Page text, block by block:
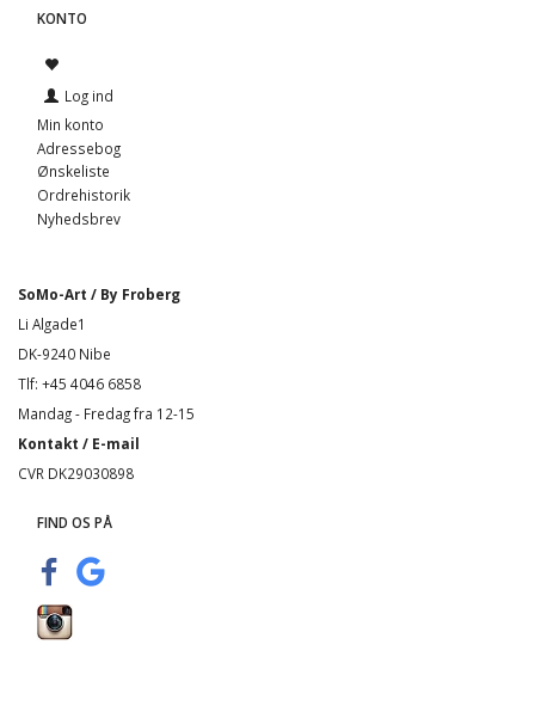
KONTO
Log ind
Min konto
Adressebog
Ønskeliste
Ordrehistorik
Nyhedsbrev
SoMo-Art / By Froberg
Li Algade1
DK-9240 Nibe
Tlf: +45 4046 6858
Mandag - Fredag fra 12-15
Kontakt / E-mail
CVR DK29030898
FIND OS PÅ